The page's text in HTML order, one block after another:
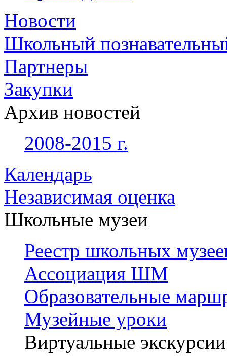
Новости
Школьный
Партнеры
Закупки
Архив новостей
2008-2015 г.
Календарь
Независимая оценка
Школьные музеи
Реестр школьных
Ассоциация ШМ
Образовательные
Музейные уроки
Виртуальные экскурсии